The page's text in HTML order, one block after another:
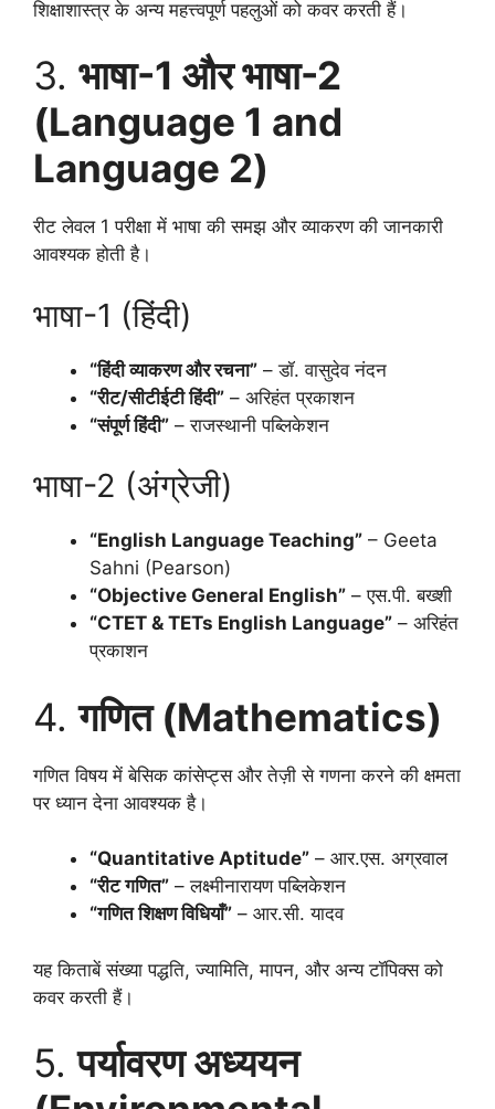
शिक्षाशास्त्र के अन्य महत्त्वपूर्ण पहलुओं को कवर करती हैं।
3. भाषा-1 और भाषा-2
(Language 1 and
Language 2)
रीट लेवल 1 परीक्षा में भाषा की समझ और व्याकरण की जानकारी
आवश्यक होती है।
भाषा-1 (हिंदी)
“हिंदी व्याकरण और रचना” – डॉ. वासुदेव नंदन
“रीट/सीटीईटी हिंदी” – अरिहंत प्रकाशन
“संपूर्ण हिंदी” – राजस्थानी पब्लिकेशन
भाषा-2 (अंग्रेजी)
“English Language Teaching” – Geeta
Sahni (Pearson)
“Objective General English” – एस.पी. बख्शी
“CTET & TETs English Language” – अरिहंत
प्रकाशन
4.गणित (Mathematics)
गणित विषय में बेसिक कांसेप्ट्स और तेज़ी से गणना करने की क्षमता
पर ध्यान देना आवश्यक है।
“Quantitative Aptitude” – आर.एस. अग्रवाल
“रीट गणित” – लक्ष्मीनारायण पब्लिकेशन
“गणित शिक्षण विधियाँ” – आर.सी. यादव
यह किताबें संख्या पद्धति, ज्यामिति, मापन, और अन्य टॉपिक्स को
कवर करती हैं।
5.पर्यावरण अध्ययन